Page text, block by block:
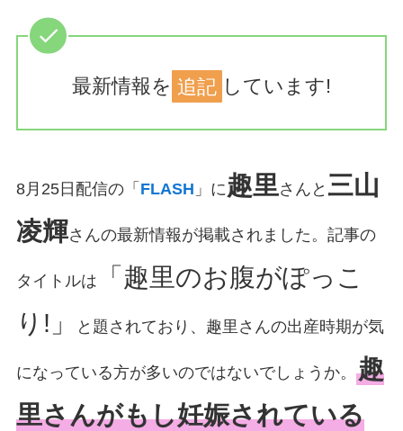
最新情報を 追記 しています!
8月25日配信の「 FLASH 」に趣里さんと 三山
凌輝さんの最新情報が掲載されました。記事の
タイトルは
「趣里のお腹がぽっこ
り!」
と題されており、趣里さんの出産時期が気
になっている方が多いのではないでしょうか。 趣
里さんがもし妊娠されている